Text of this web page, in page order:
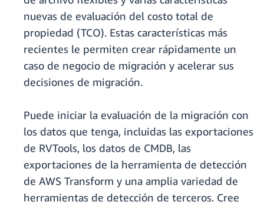
nuevas de evaluación del costo total de
propiedad (TCO). Estas características más
recientes le permiten crear rápidamente un
caso de negocio de migración y acelerar sus
decisiones de migración.
Puede iniciar la evaluación de la migración con
los datos que tenga, incluidas las exportaciones
de RVTools, los datos de CMDB, las
exportaciones de la herramienta de detección
de AWS Transform y una amplia variedad de
herramientas de detección de terceros. Cree